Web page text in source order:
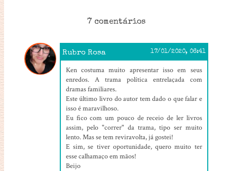
7 comentários
Rubro Rosa 17/01/2020, 06:41
Ken costuma muito apresentar isso em seus
enredos. A trama política entrelaçada com
dramas familiares.
Este último livro do autor tem dado o que falar e
isso é maravilhoso.
Eu fico com um pouco de receio de ler livros
assim, pelo "correr" da trama, tipo ser muito
lento. Mas se tem reviravolta, já gostei!
E sim, se tiver oportunidade, quero muito ter
esse calhamaço em mãos!
Beijo